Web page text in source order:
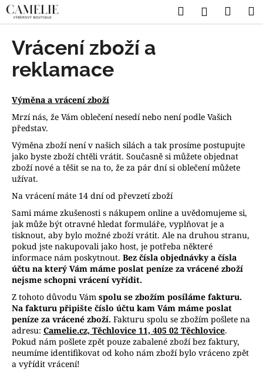
Přejít
na
obsah
HledatPřihlášení
Vrácení zboží a
reklamace
Výměna a vrácení zboží
Mrzí nás, že Vám oblečení nesedí nebo není podle Vašich
představ.
Výměna zboží není v našich silách a tak prosíme postupujte
jako byste zboží chtěli vrátit. Současně si můžete objednat
zboží nové a těšit se na to, že za pár dní si oblečení můžete
užívat.
Na vrácení máte 14 dní od převzetí zboží
Sami máme zkušenosti s nákupem online a uvědomujeme si,
jak může být otravné hledat formuláře, vyplňovat je a
tisknout, aby bylo možné zboží vrátit. Ale na druhou stranu,
pokud jste nakupovali jako host, je potřeba některé
informace nám poskytnout. Bez čísla objednávky a čísla
účtu na který Vám máme poslat peníze za vrácené zboží
nejsme schopni vrácení vyřídit.
Z tohoto důvodu Vám spolu se zbožím posíláme fakturu.
Na fakturu připište číslo účtu kam Vám máme poslat
peníze za vrácené zboží. Fakturu spolu se zbožím pošlete na
adresu: Camelie.cz, Těchlovice 11, 405 02 Těchlovice.
Pokud nám pošlete zpět pouze zabalené zboží bez faktury,
neumíme identifikovat od koho nám zboží bylo vráceno zpět
a vyřídit vrácení!
K
o
C
o
p
o
t
ř
e
b
u
j
e
t
e
n
a
j
í
t
?